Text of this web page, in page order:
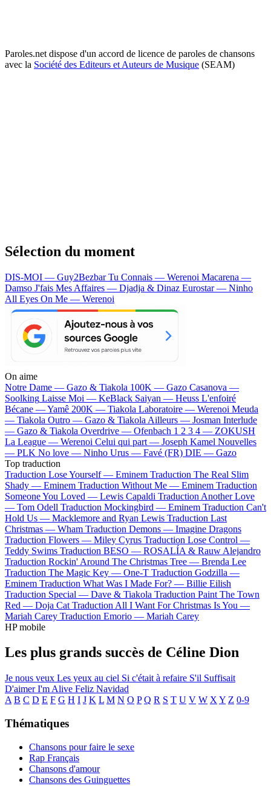
Paroles.net dispose d'un accord de licence de paroles de chansons
avec la Société des Editeurs et Auteurs de Musique (SEAM)
Sélection du moment
DIS-MOI — Guy2BezbarTu Connais — Werenoi Macarena —
Damso J'fais Mes Affaires — Djadja & Dinaz Eurostar — Ninho
All Eyes On Me — Werenoi
On aime
Notre Dame — Gazo & Tiakola 100K — Gazo Casanova —
Soolking Laisse Moi — KeBlack Saiyan — Heuss L'enfoiré
Bécane —Yamê 200K — Tiakola Laboratoire — Werenoi Meuda
— Tiakola Outro — Gazo & Tiakola Ailleurs — Josman Interlude
— Gazo & Tiakola Overdrive — Ofenbach 1 2 3 4 — ZOKUSH
La League — Werenoi Celui qui part — Joseph Kamel Nouvelles
— PLK No love — Ninho Urus — Favé (FR) DIE — Gazo
Top traduction
Traduction Lose Yourself — Eminem Traduction The Real Slim
Shady — Eminem Traduction Without Me — Eminem Traduction
Someone You Loved — Lewis Capaldi Traduction Another Love
— Tom Odell Traduction Mockingbird — Eminem Traduction Can't
Hold Us — Macklemore and Ryan Lewis Traduction Last
Christmas — Wham Traduction Demons — Imagine Dragons
Traduction Flowers — Miley Cyrus Traduction Lose Control —
Teddy Swims Traduction BESO — ROSALÍA & Rauw Alejandro
Traduction Rockin' Around The Christmas Tree — Brenda Lee
Traduction The Magic Key — One-T Traduction Godzilla —
Eminem Traduction What Was I Made For? — Billie Eilish
Traduction Special — Dave & Tiakola Traduction Paint The Town
Red — Doja Cat Traduction All I Want For Christmas Is You —
Mariah Carey Traduction Emorio — Mariah Carey
HP mobile
Les plus grands succès de Céline Dion
Je nous veux Les yeux au ciel Si c'était à refaire S'il Suffisait
D'aimerI'm Alive Feliz Navidad
A B C D E F G H I J K L M N O P Q R S T U V W X Y Z 0-9
Thématiques
Chansons pour faire le sexe
Rap Français
Chansons d'amour
Chansons des Guinguettes